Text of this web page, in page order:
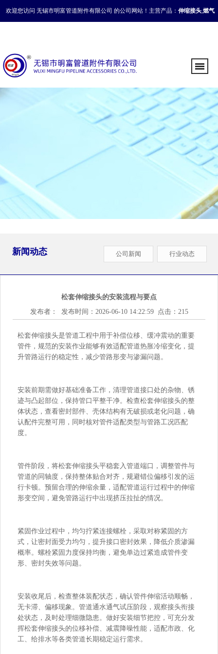
欢迎您访问 无锡市明富管道附件有限公司 的公司网站！主营产品： 伸缩接头,燃气
新闻动态 公司新闻 行业动态
松套伸缩接头的安装流程与要点
发布者： 发布时间：2026-06-10 14:22:59 点击：215
松套伸缩接头是管道工程中用于补偿位移、缓冲震动的重要
管件，规范的安装作业能够有效适配管道热胀冷缩变化，提
升管路运行的稳定性，减少管路形变与渗漏问题。
安装前期需做好基础准备工作，清理管道接口处的杂物、锈
迹与凸起部位，保持管口平整干净。检查松套伸缩接头的整
体状态，查看密封部件、壳体结构有无破损或老化问题，确
认配件完整可用，同时核对管件适配类型与管路工况匹配
度。
管件阶段，将松套伸缩接头平稳套入管道端口，调整管件与
管道的同轴度，保持整体贴合对齐，规避错位偏移引发的运
行卡顿。预留合理的伸缩余量，适配管道运行过程中的伸缩
形变空间，避免管路运行中出现挤压拉扯的情况。
紧固作业过程中，均匀拧紧连接螺栓，采取对称紧固的方
式，让密封面受力均匀，提升接口密封效果，降低介质渗漏
概率。螺栓紧固力度保持均衡，避免单边过紧造成管件变
形、密封失效等问题。
安装收尾后，检查整体装配状态，确认管件伸缩活动顺畅，
无卡滞、偏移现象。管道通水通气试压阶段，观察接头衔接
处状态，及时处理细微隐患。做好安装细节把控，可充分发
挥松套伸缩接头的位移补偿、减震降噪性能，适配市政、化
工、给排水等各类管道长期稳定运行需求。